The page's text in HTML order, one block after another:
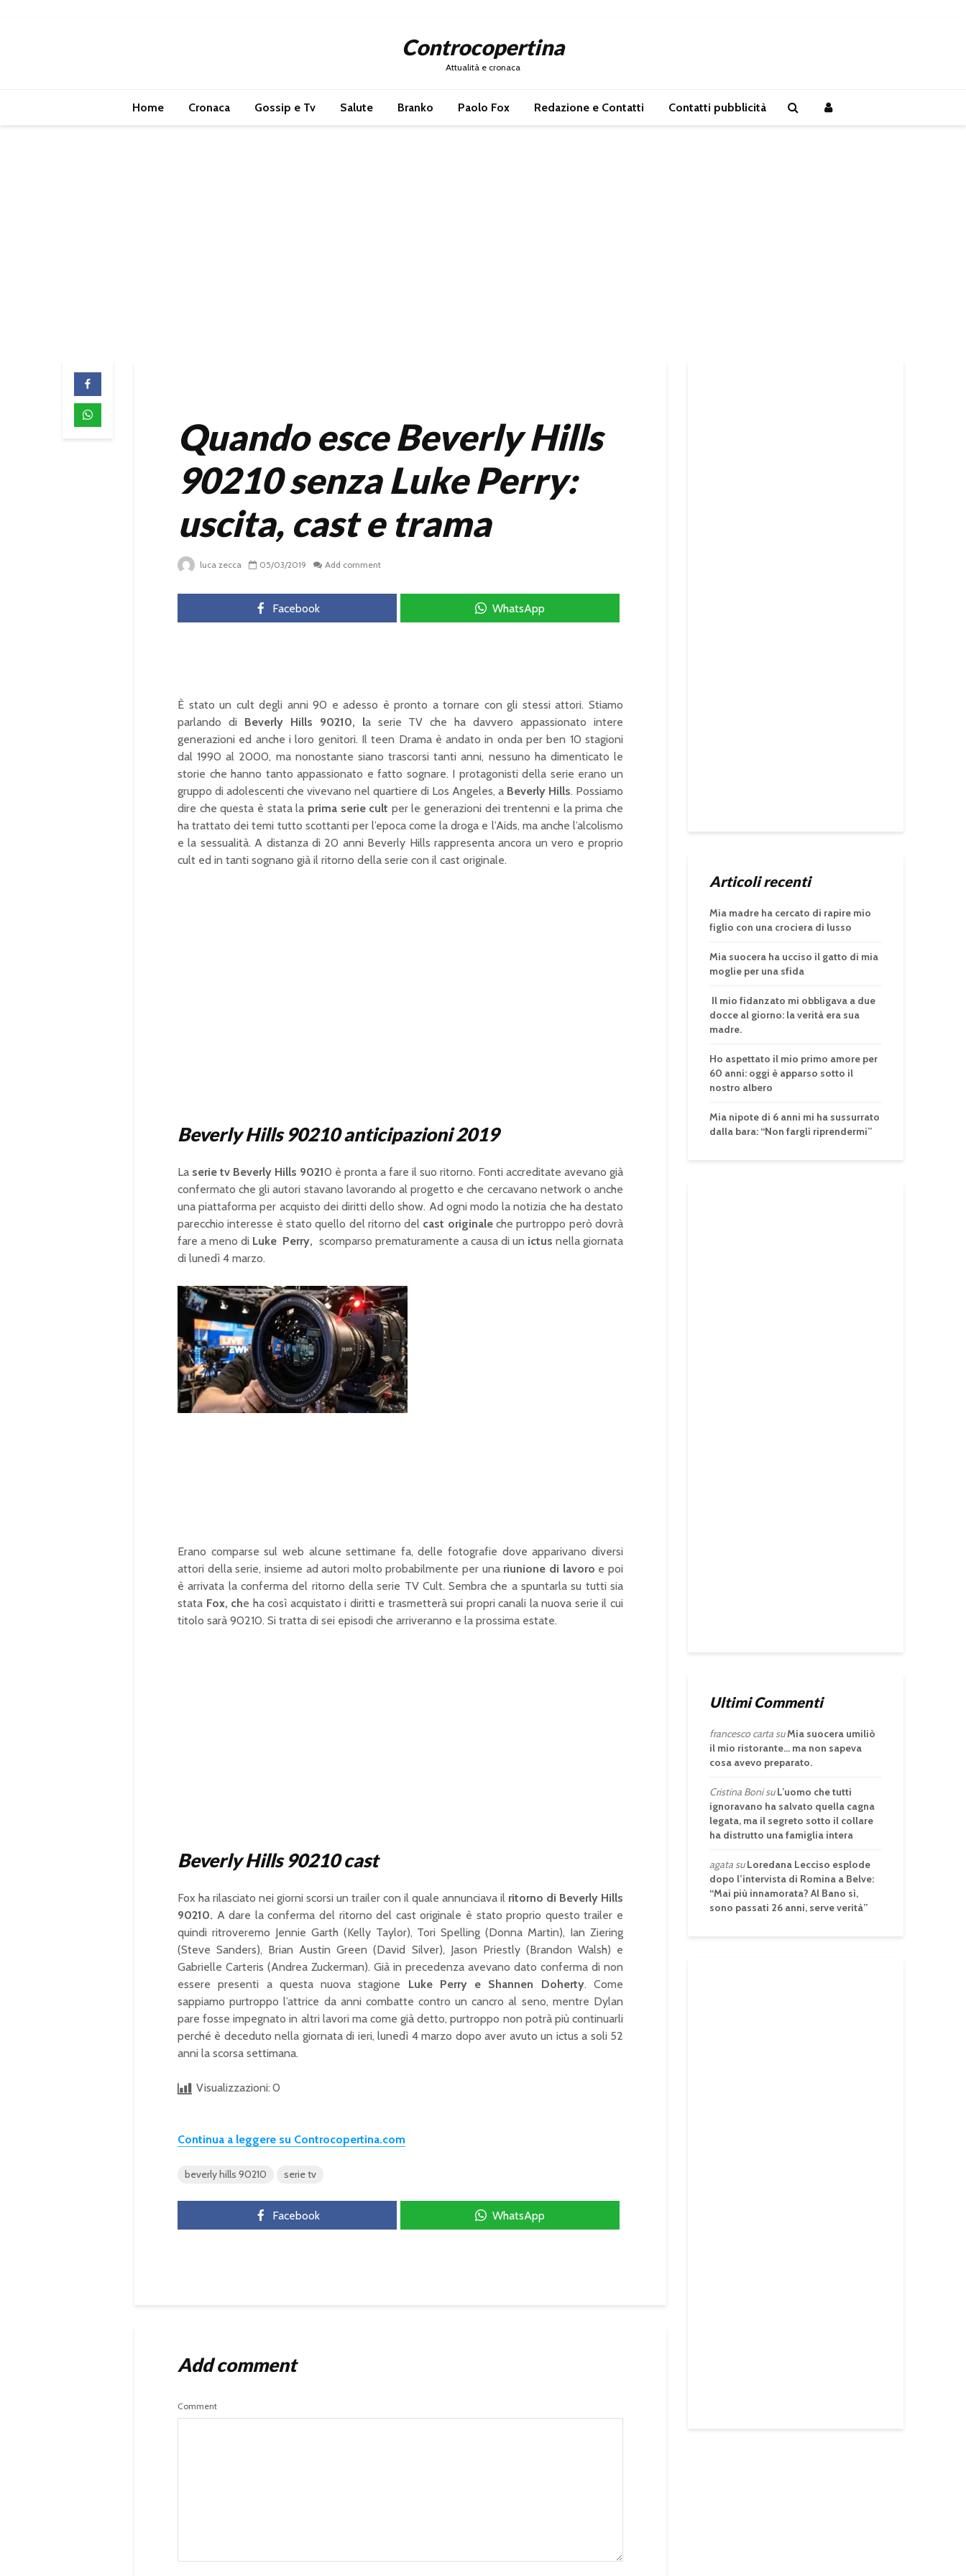
Controcopertina
Attualità e cronaca
Home Cronaca Gossip e Tv Salute Branko Paolo Fox Redazione e Contatti Contatti pubblicità
Quando esce Beverly Hills
90210 senza Luke Perry:
uscita, cast e trama
luca zecca 05/03/2019 Add comment
Facebook WhatsApp
È stato un cult degli anni 90 e adesso è pronto a tornare con gli stessi attori. Stiamo
parlando di Beverly Hills 90210, la serie TV che ha davvero appassionato intere
generazioni ed anche i loro genitori. Il teen Drama è andato in onda per ben 10 stagioni
dal 1990 al 2000, ma nonostante siano trascorsi tanti anni, nessuno ha dimenticato le
storie che hanno tanto appassionato e fatto sognare. I protagonisti della serie erano un
gruppo di adolescenti che vivevano nel quartiere di Los Angeles, a Beverly Hills. Possiamo
dire che questa è stata la prima serie cult per le generazioni dei trentenni e la prima che
ha trattato dei temi tutto scottanti per l’epoca come la droga e l’Aids, ma anche l’alcolismo
e la sessualità. A distanza di 20 anni Beverly Hills rappresenta ancora un vero e proprio
cult ed in tanti sognano già il ritorno della serie con il cast originale.
Beverly Hills 90210 anticipazioni 2019
La serie tv Beverly Hills 90210 è pronta a fare il suo ritorno. Fonti accreditate avevano già
confermato che gli autori stavano lavorando al progetto e che cercavano network o anche
una piattaforma per acquisto dei diritti dello show. Ad ogni modo la notizia che ha destato
parecchio interesse è stato quello del ritorno del cast originaleche purtroppo però dovrà
fare a meno di Luke Perry, scomparso prematuramente a causa di un ictus nella giornata
di lunedì 4 marzo.
U
n
L
o
Erano comparse sul web alcune settimane fa, delle fotografie dove apparivano diversi
attori della serie, insieme ad autori molto probabilmente per unariunione di lavoro e poi
è arrivata la conferma del ritorno della serie TV Cult. Sembra che a spuntarla su tutti sia
stata Fox, che ha così acquistato i diritti e trasmetterà sui propri canali la nuova serie il cui
titolo sarà 90210. Si tratta di sei episodi che arriveranno e la prossima estate.
Beverly Hills 90210 cast
Fox ha rilasciato nei giorni scorsi un trailer con il quale annunciava il ritorno di Beverly Hills
90210. A dare la conferma del ritorno del cast originale è stato proprio questo trailer e
quindi ritroveremo Jennie Garth (Kelly Taylor), Tori Spelling (Donna Martin), Ian Ziering
(Steve Sanders), Brian Austin Green (David Silver), Jason Priestly (Brandon Walsh) e
Gabrielle Carteris (Andrea Zuckerman). Già in precedenza avevano dato conferma di non
essere presenti a questa nuova stagione Luke Perry e Shannen Doherty. Come
sappiamo purtroppo l’attrice da anni combatte contro un cancro al seno, mentre Dylan
pare fosse impegnato in altri lavori ma come già detto, purtroppo non potrà più continuarli
perché è deceduto nella giornata di ieri, lunedì 4 marzo dopo aver avuto un ictus a soli 52
anni la scorsa settimana.
Visualizzazioni: 0
Continua a leggere su Controcopertina.com
beverly hills 90210 serie tv
Facebook WhatsApp
Add comment
Comment
Articoli recenti
Mia madre ha cercato di rapire mio
figlio con una crociera di lusso
Mia suocera ha ucciso il gatto di mia
moglie per una sfida
Il mio fidanzato mi obbligava a due
docce al giorno: la verità era sua
madre.
Ho aspettato il mio primo amore per
60 anni: oggi è apparso sotto il
nostro albero
Mia nipote di 6 anni mi ha sussurrato
dalla bara: “Non fargli riprendermi”
Ultimi Commenti
francesco cartasuMia suocera umiliò
il mio ristorante… ma non sapeva
cosa avevo preparato.
Cristina BonisuL’uomo che tutti
ignoravano ha salvato quella cagna
legata, ma il segreto sotto il collare
ha distrutto una famiglia intera
agatasuLoredana Lecciso esplode
dopo l’intervista di Romina a Belve:
“Mai più innamorata? Al Bano sì,
sono passati 26 anni, serve verità”